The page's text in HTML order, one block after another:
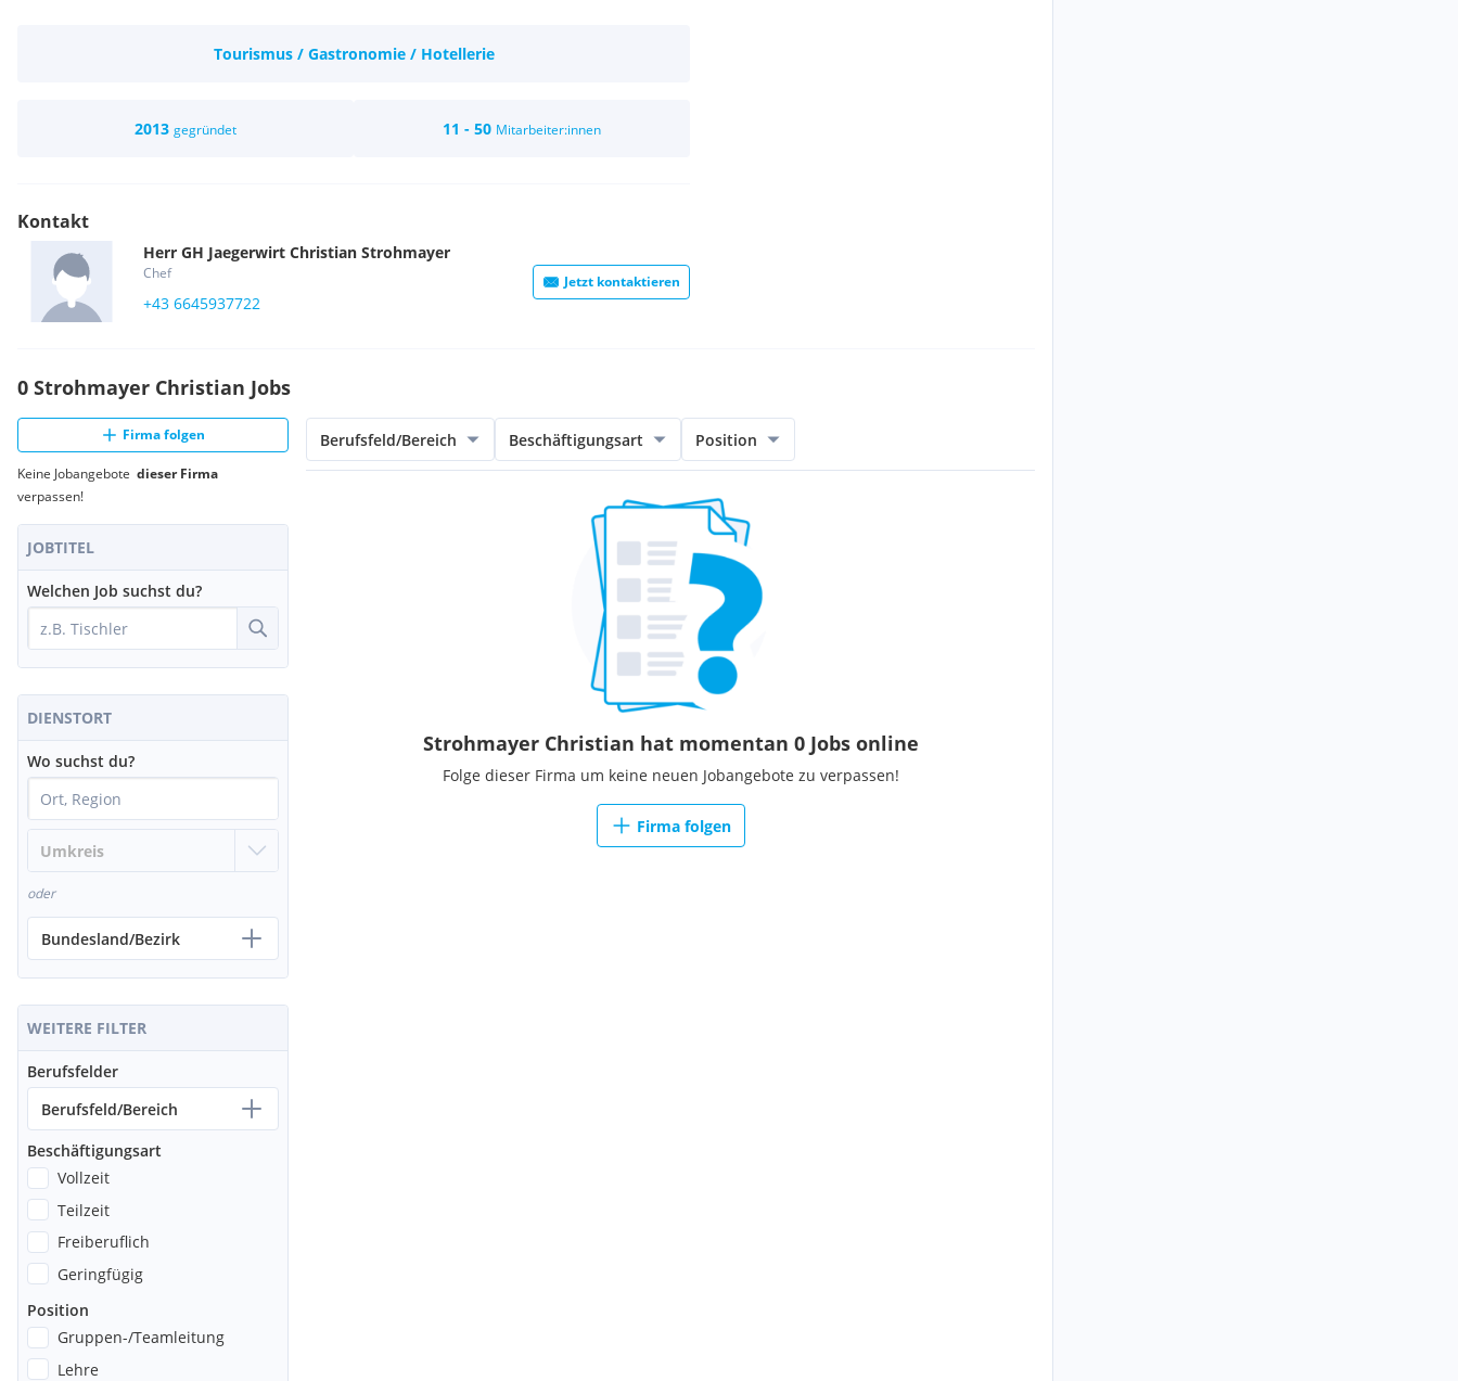
Tourismus / Gastronomie / Hotellerie
2013 gegründet 11 - 50 Mitarbeiter:innen
Kontakt
Herr GH Jaegerwirt Christian Strohmayer
Chef
+43 6645937722
Jetzt kontaktieren
0 Strohmayer Christian Jobs
Firma folgen
Keine Jobangebote dieser Firma
verpassen!
JOBTITEL
Welchen Job suchst du?
DIENSTORT
Wo suchst du?
oder
Bundesland/Bezirk
WEITERE FILTER
Berufsfelder
Berufsfeld/Bereich
Beschäftigungsart
Vollzeit
Teilzeit
Freiberuflich
Geringfügig
Position
Gruppen-/Teamleitung
Lehre
Berufsfeld/Bereich Beschäftigungsart Position
Strohmayer Christian hat momentan 0 Jobs online
Folge dieser Firma um keine neuen Jobangebote zu verpassen!
Firma folgen